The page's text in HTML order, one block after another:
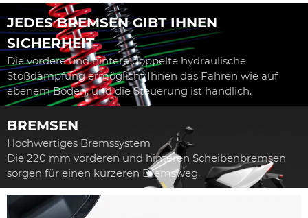
JEDES BREMSEN GIBT IHNEN
SICHERHEIT
Die vordere und hintere doppelte hydraulische
Stoßdämpfung ermöglicht Ihnen das Fahren wie auf
ebenem Boden, und die Steuerung ist handlich.
BREMSEN
Hochwertiges Bremssystem
Die 220 mm vorderen und hinteren Scheibenbremsen
sorgen für einen kürzeren Bremsweg.